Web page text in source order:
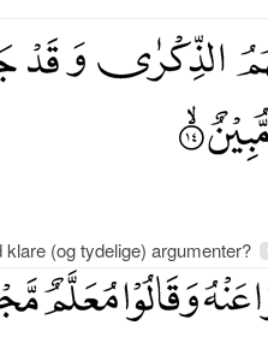
(og tydelige) argumenter?